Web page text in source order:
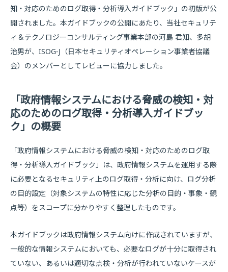
知・対応のためのログ取得・分析導入ガイドブック」の初版が公
開されました。本ガイドブックの公開にあたり、当社セキュリテ
ィ＆テクノロジーコンサルティング事業本部の河島 君知、多胡
治男が、ISOG-J（日本セキュリティオペレーション事業者協議
会）のメンバーとしてレビューに協力しました。
「政府情報システムにおける脅威の検知・対
応のためのログ取得・分析導入ガイドブッ
ク」の概要
「政府情報システムにおける脅威の検知・対応のためのログ取
得・分析導入ガイドブック」は、政府情報システムを運用する際
に必要となるセキュリティ上のログ取得・分析に向け、ログ分析
の目的設定（対象システムの特性に応じた分析の目的・事象・観
点等）をスコープに分かりやすく整理したものです。
本ガイドブックは政府情報システム向けに作成されていますが、
一般的な情報システムにおいても、必要なログが十分に取得され
ていない、あるいは適切な点検・分析が行われていないケースが